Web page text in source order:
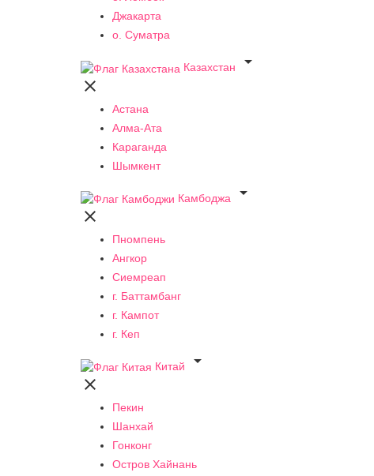
Джакарта
о. Суматра
Казахстан


Астана
Алма-Ата
Караганда
Шымкент
Камбоджа


Пномпень
Ангкор
Сиемреап
г. Баттамбанг
г. Кампот
г. Кеп
Китай


Пекин
Шанхай
Гонконг
Остров Хайнань